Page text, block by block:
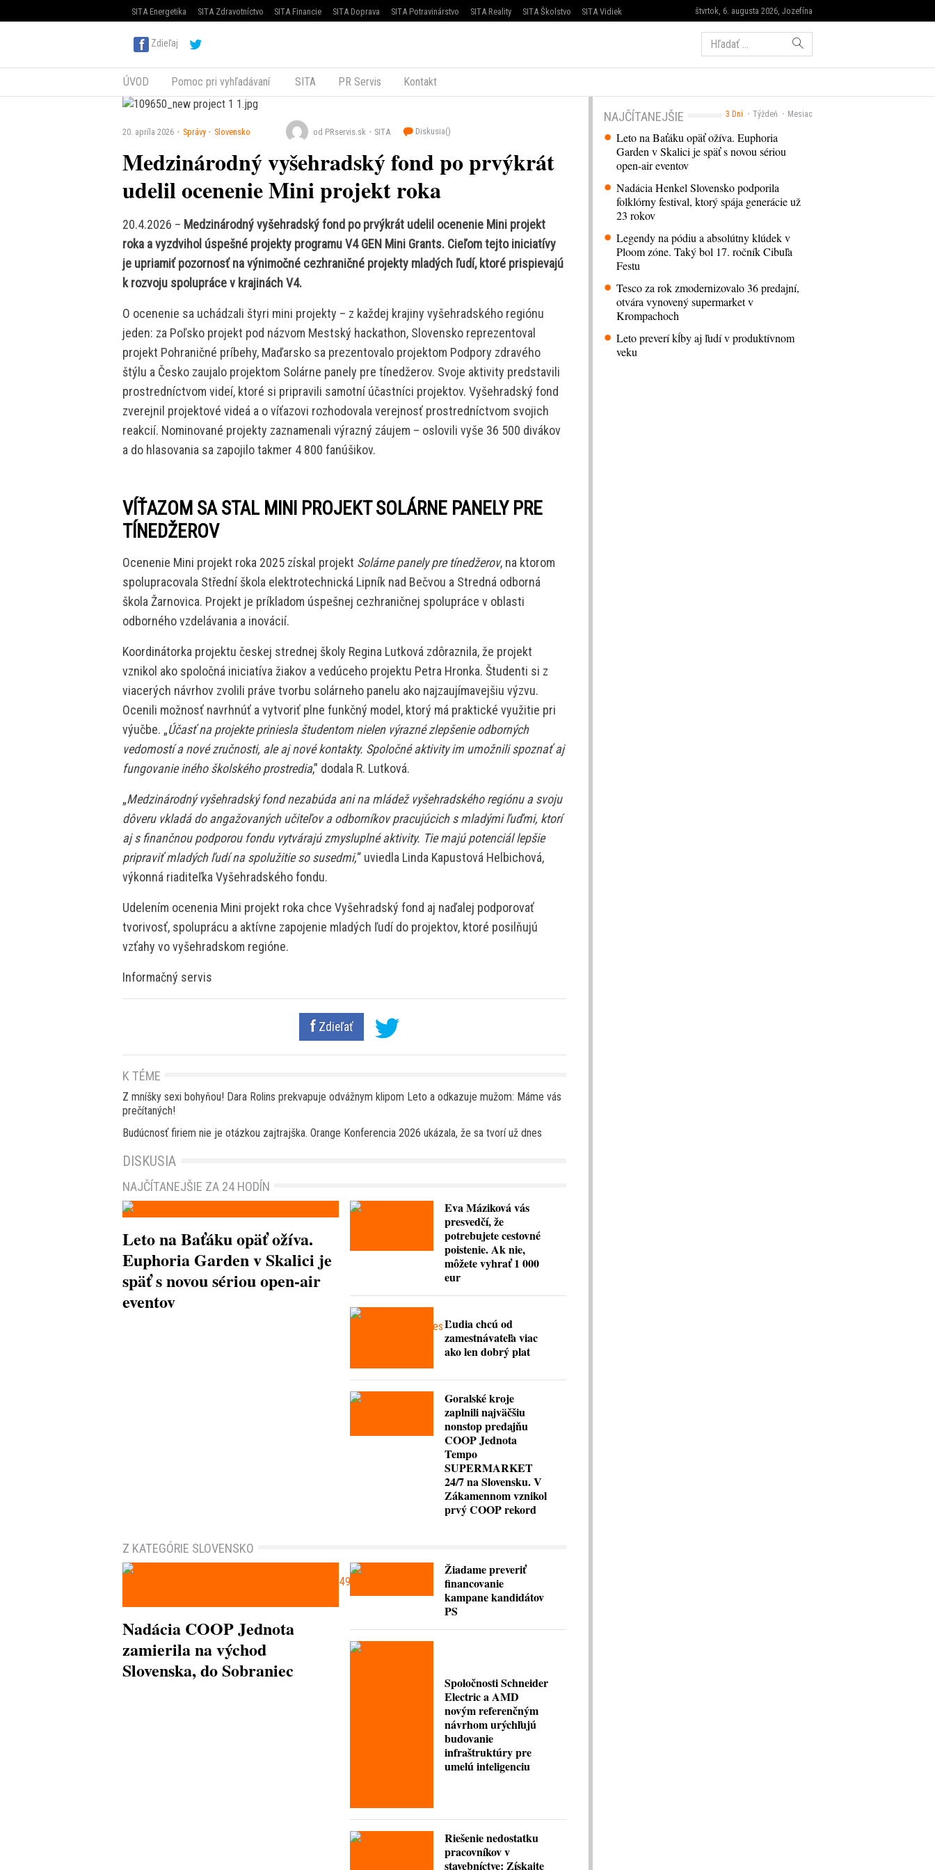
štvrtok, 6. augusta 2026, Jozefína
SITA Energetika SITA Zdravotníctvo SITA Financie SITA Doprava SITA Potravinárstvo SITA Reality SITA Školstvo SITA Vidiek
Zdieľaj Hľadať:
ÚVOD Pomoc pri vyhľadávaní SITA PR Servis Kontakt
20. apríla 2026 Správy Slovensko od PRservis.sk SITA Diskusia()
Medzinárodný vyšehradský fond po prvýkrát
udelil ocenenie Mini projekt roka
20.4.2026 – Medzinárodný vyšehradský fond po prvýkrát udelil ocenenie Mini projekt
roka a vyzdvihol úspešné projekty programu V4 GEN Mini Grants. Cieľom tejto iniciatívy
je upriamiť pozornosť na výnimočné cezhraničné projekty mladých ľudí, ktoré prispievajú
k rozvoju spolupráce v krajinách V4.
O ocenenie sa uchádzali štyri mini projekty – z každej krajiny vyšehradského regiónu
jeden: za Poľsko projekt pod názvom Mestský hackathon, Slovensko reprezentoval
projekt Pohraničné príbehy, Maďarsko sa prezentovalo projektom Podpory zdravého
štýlu a Česko zaujalo projektom Solárne panely pre tínedžerov. Svoje aktivity predstavili
prostredníctvom videí, ktoré si pripravili samotní účastníci projektov. Vyšehradský fond
zverejnil projektové videá a o víťazovi rozhodovala verejnosť prostredníctvom svojich
reakcií. Nominované projekty zaznamenali výrazný záujem – oslovili vyše 36 500 divákov
a do hlasovania sa zapojilo takmer 4 800 fanúšikov.
VÍŤAZOM SA STAL MINI PROJEKT SOLÁRNE PANELY PRE
TÍNEDŽEROV
Ocenenie Mini projekt roka 2025 získal projekt Solárne panely pre tínedžerov, na ktorom
spolupracovala Střední škola elektrotechnická Lipník nad Bečvou a Stredná odborná
škola Žarnovica. Projekt je príkladom úspešnej cezhraničnej spolupráce v oblasti
odborného vzdelávania a inovácií.
Koordinátorka projektu českej strednej školy Regina Lutková zdôraznila, že projekt
vznikol ako spoločná iniciatíva žiakov a vedúceho projektu Petra Hronka. Študenti si z
viacerých návrhov zvolili práve tvorbu solárneho panelu ako najzaujímavejšiu výzvu.
Ocenili možnosť navrhnúť a vytvoriť plne funkčný model, ktorý má praktické využitie pri
výučbe. „Účasť na projekte priniesla študentom nielen výrazné zlepšenie odborných
vedomostí a nové zručnosti, ale aj nové kontakty. Spoločné aktivity im umožnili spoznať aj
fungovanie iného školského prostredia,” dodala R. Lutková.
„Medzinárodný vyšehradský fond nezabúda ani na mládež vyšehradského regiónu a svoju
dôveru vkladá do angažovaných učiteľov a odborníkov pracujúcich s mladými ľuďmi, ktorí
aj s finančnou podporou fondu vytvárajú zmysluplné aktivity. Tie majú potenciál lepšie
pripraviť mladých ľudí na spolužitie so susedmi,“ uviedla Linda Kapustová Helbichová,
výkonná riaditeľka Vyšehradského fondu.
Udelením ocenenia Mini projekt roka chce Vyšehradský fond aj naďalej podporovať
tvorivosť, spoluprácu a aktívne zapojenie mladých ľudí do projektov, ktoré posilňujú
vzťahy vo vyšehradskom regióne.
Informačný servis
Zdieľať
3 Dni Týždeň Mesiac
NAJČÍTANEJŠIE
Leto na Baťáku opäť ožíva. Euphoria
Garden v Skalici je späť s novou sériou
open-air eventov
Nadácia Henkel Slovensko podporila
folklórny festival, ktorý spája generácie už
23 rokov
Legendy na pódiu a absolútny klúdek v
Ploom zóne. Taký bol 17. ročník Cibuľa
Festu
Tesco za rok zmodernizovalo 36 predajní,
otvára vynovený supermarket v
Krompachoch
Leto preverí kĺby aj ľudí v produktívnom
veku
K TÉME
Z mníšky sexi bohyňou! Dara Rolins prekvapuje odvážnym klipom Leto a odkazuje mužom: Máme vás
prečítaných!
Budúcnosť firiem nie je otázkou zajtrajška. Orange Konferencia 2026 ukázala, že sa tvorí už dnes
DISKUSIA
NAJČÍTANEJŠIE ZA 24 HODÍN
Leto na Baťáku opäť ožíva.
Euphoria Garden v Skalici je
späť s novou sériou open-air
eventov
Eva Máziková vás
presvedčí, že
potrebujete cestovné
poistenie. Ak nie,
môžete vyhrať 1 000
eur
Ľudia chcú od
zamestnávateľa viac
ako len dobrý plat
Goralské kroje
zaplnili najväčšiu
nonstop predajňu
COOP Jednota
Tempo
SUPERMARKET
24/7 na Slovensku. V
Zákamennom vznikol
prvý COOP rekord
Z KATEGÓRIE SLOVENSKO
Nadácia COOP Jednota
zamierila na východ
Slovenska, do Sobraniec
Žiadame preveriť
financovanie
kampane kandidátov
PS
Spoločnosti Schneider
Electric a AMD
novým referenčným
návrhom urýchľujú
budovanie
infraštruktúry pre
umelú inteligenciu
Riešenie nedostatku
pracovníkov v
stavebníctve: Získajte